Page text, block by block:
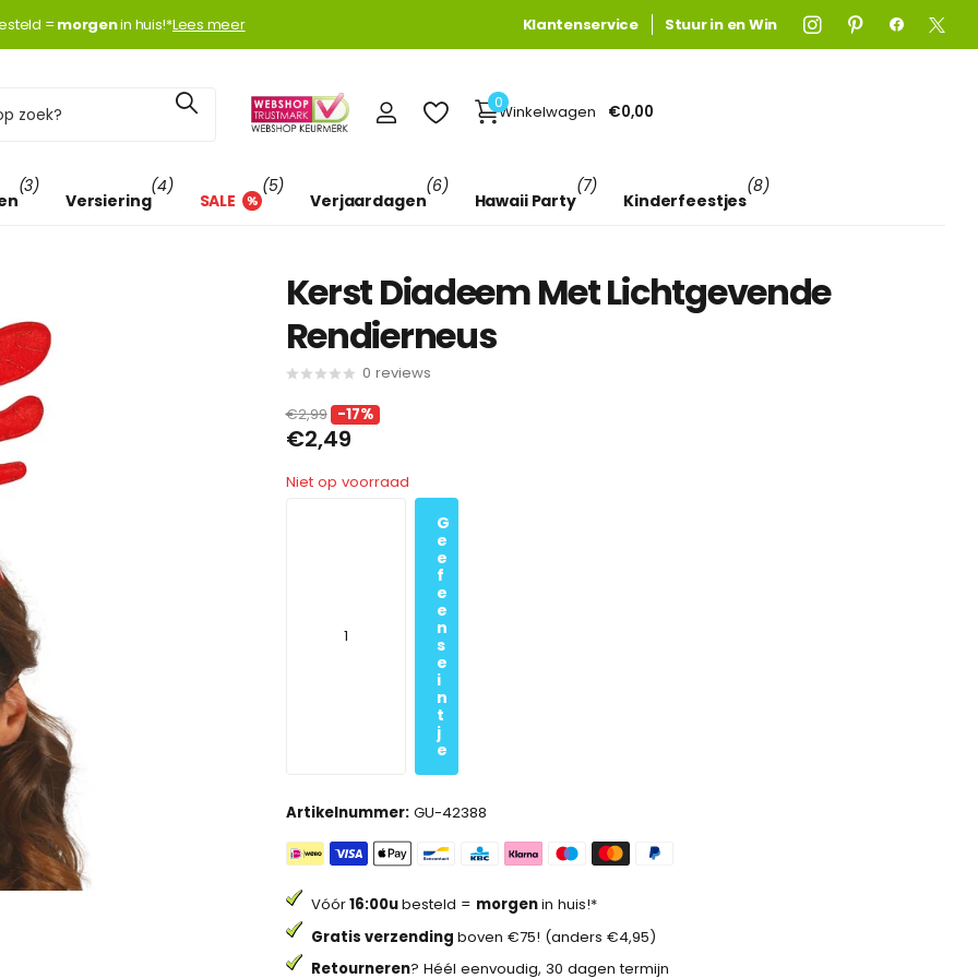
Klarna
Klarna
= morgenin huis!*Lees meer
morgen Gratis verzendingboven €75! (anders €4,95)Lees meer
Gratis verzending
Klantenservice Stuur in en Win
Winkelwagen
0 €0,00
(3)
Versiering
(4)
SALE
(5)
Verjaardagen
(6)
Hawaii Party
(7)
Kinderfeestjes
(8)
Kerst Diadeem Met Lichtgevende
Rendierneus
0 reviews
€2,99 -17%
€2,49
Niet op voorraad
G
e
e
f
e
e
n
s
e
i
n
t
j
e
Artikelnummer:GU-42388
Vóór16:00ubesteld = morgenin huis!*
Gratis verzending boven €75! (anders €4,95)
Retourneren? Héél eenvoudig, 30 dagen termijn